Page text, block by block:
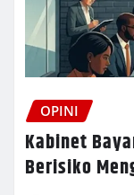
OPINI
Kabinet
Berisiko